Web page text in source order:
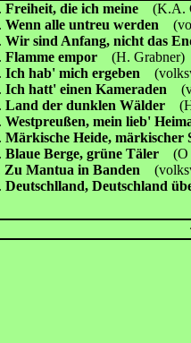
Freiheit, die ich meine(K.A.
Wenn alle untreu werden
Wir sind Anfang, nicht das
Flamme empor(H. Grabner)
Ich hab' mich ergeben
Ich hatt' einen Kameraden
Land der dunklen Wälder
Westpreußen, mein lieb'
Märkische Heide,
Blaue Berge, grüne Täler(O
Zu Mantua in Banden
Deutschlland, Deutschland